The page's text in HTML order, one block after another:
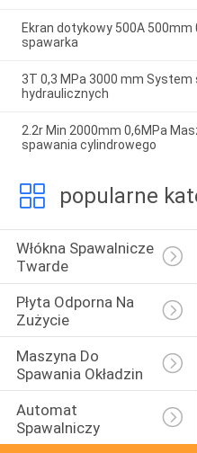
Ekran dotykowy 500A
spawarka
3T 0,3 MPa 3000 mm
hydraulicznych
2.2r Min 2000mm 0,6MPa
spawania cylindrowego
popularne
Włókna Spawalnicze
Twarde
Płyta Odporna Na
Zużycie
Maszyna Do
Spawania Okładzin
Automat
Spawalniczy